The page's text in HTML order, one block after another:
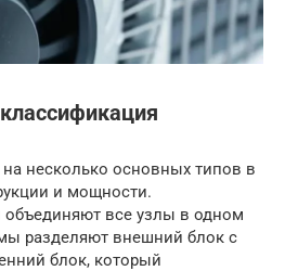
несколько основных типов в
и мощности.
все узлы в одном
разделяют внешний блок с
блок, который